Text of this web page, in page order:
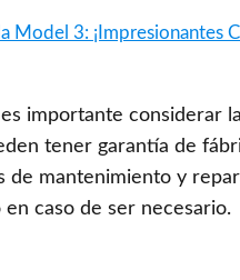
Model 3: ¡Impresionantes
importante considerar
tener garantía de
mantenimiento y
caso de ser necesario.